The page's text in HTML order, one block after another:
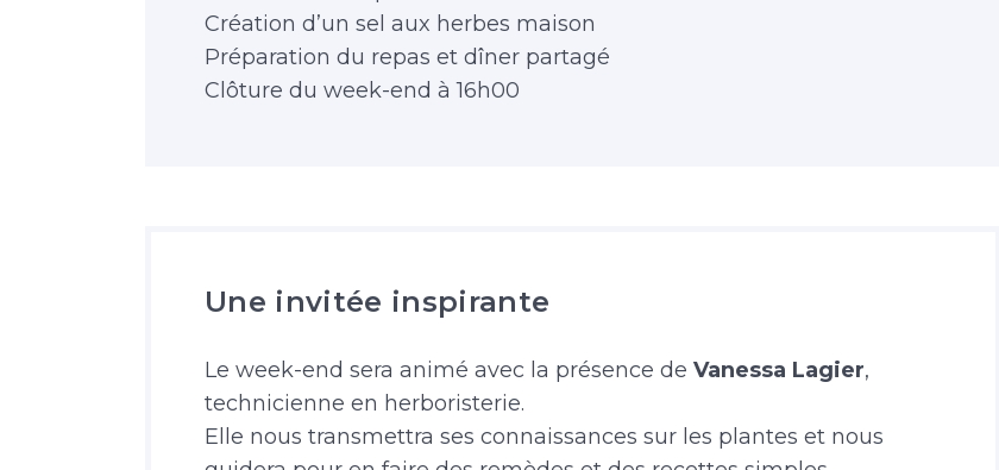
Création d’un sel aux herbes maison
Préparation du repas et dîner partagé
Clôture du week-end à 16h00
Une invitée inspirante
Le week-end sera animé avec la présence de Vanessa Lagier,
technicienne en herboristerie.
Elle nous transmettra ses connaissances sur les plantes et nous